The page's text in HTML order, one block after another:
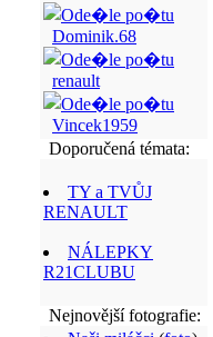
Dominik.68
renault
Vincek1959
Doporučená témata:
TY a TVŮJ
RENAULT
NÁLEPKY
R21CLUBU
Nejnovější fotografie: